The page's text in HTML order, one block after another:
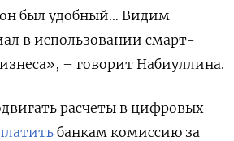
был удобный… Видим
в использовании смарт-
– говорит Набиуллина.
расчеты в цифровых
банкам комиссию за